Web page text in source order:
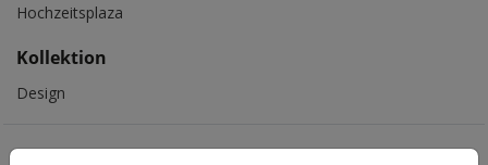
Hochzeitsplaza
Kollektion
Design